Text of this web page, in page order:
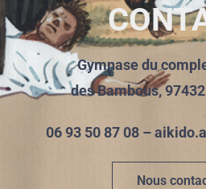
Gymnase du complexe
des Bambous,
06 93 50 87 08 –
Nous